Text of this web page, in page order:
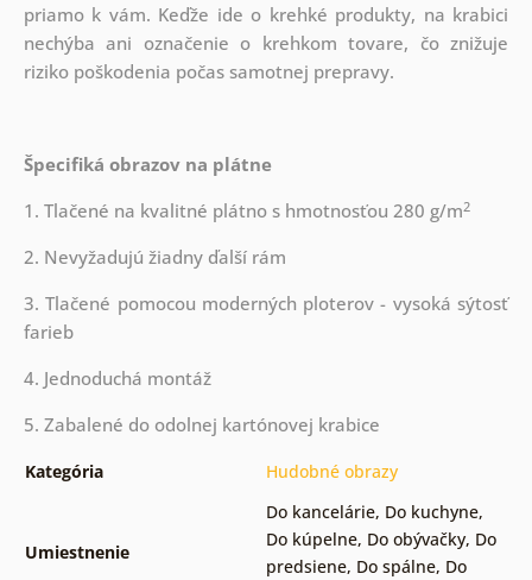
priamo k vám. Keďže ide o krehké produkty, na krabici
nechýba ani označenie o krehkom tovare, čo znižuje
riziko poškodenia počas samotnej prepravy.
Špecifiká obrazov na plátne
1. Tlačené na kvalitné plátno s hmotnosťou 280 g/m2
2. Nevyžadujú žiadny ďalší rám
3. Tlačené pomocou moderných ploterov - vysoká sýtosť
farieb
4. Jednoduchá montáž
5. Zabalené do odolnej kartónovej krabice
Kategória Hudobné obrazy
Umiestnenie
Do kancelárie, Do kuchyne,
Do kúpelne, Do obývačky, Do
predsiene, Do spálne, Do